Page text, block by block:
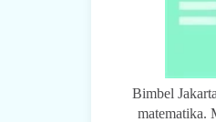
Bimbel
matematika.